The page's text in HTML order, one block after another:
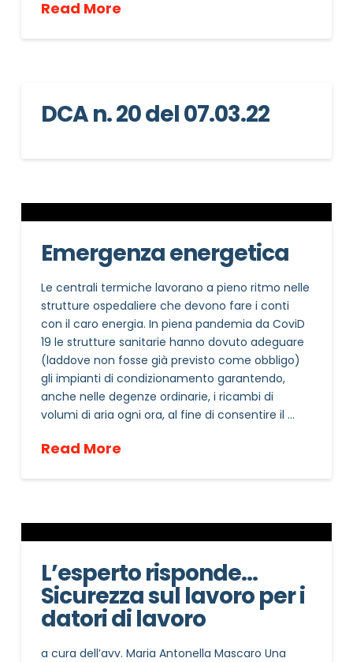
Read More
DCA n. 20 del 07.03.22
Emergenza energetica
Le centrali termiche lavorano a pieno ritmo nelle
strutture ospedaliere che devono fare i conti
con il caro energia. In piena pandemia da CoviD
19 le strutture sanitarie hanno dovuto adeguare
(laddove non fosse già previsto come obbligo)
gli impianti di condizionamento garantendo,
anche nelle degenze ordinarie, i ricambi di
volumi di aria ogni ora, al fine di consentire il …
Read More
L’esperto risponde…
Sicurezza sul lavoro per i
datori di lavoro
a cura dell’avv. Maria Antonella Mascaro Una